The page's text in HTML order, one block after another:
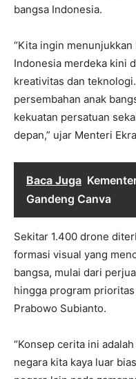
bangsa Indonesia.
“Kita ingin
Indonesia merdeka kini
kreativitas dan
persembahan anak
kekuatan persatuan
depan,” ujar Menteri
Baca Juga
Gandeng Canva
Sekitar 1.400 drone
formasi visual yang
bangsa, mulai dari
hingga program
Prabowo Subianto.
“Konsep cerita ini
negara kita kaya luar